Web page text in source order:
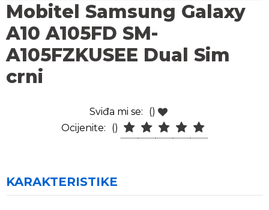
Mobitel Samsung Galaxy
A10 A105FD SM-
A105FZKUSEE Dual Sim
crni
Sviđa mi se:
()
Ocijenite:
()
KARAKTERISTIKE